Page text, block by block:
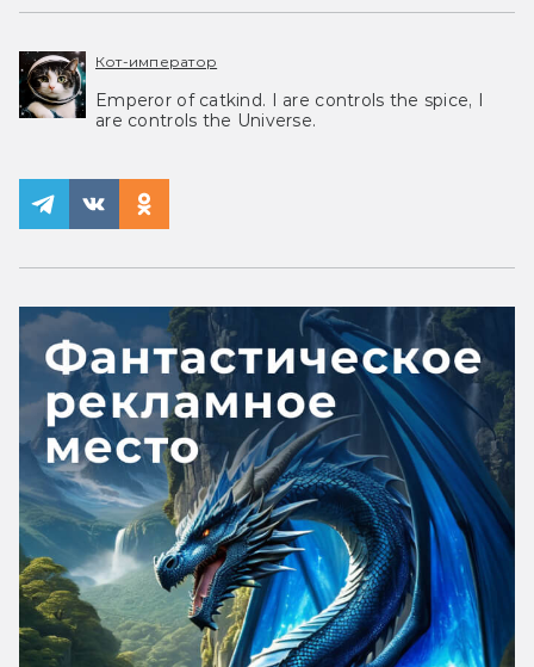
Кот-император
Emperor of catkind. I are controls the spice, I
are controls the Universe.